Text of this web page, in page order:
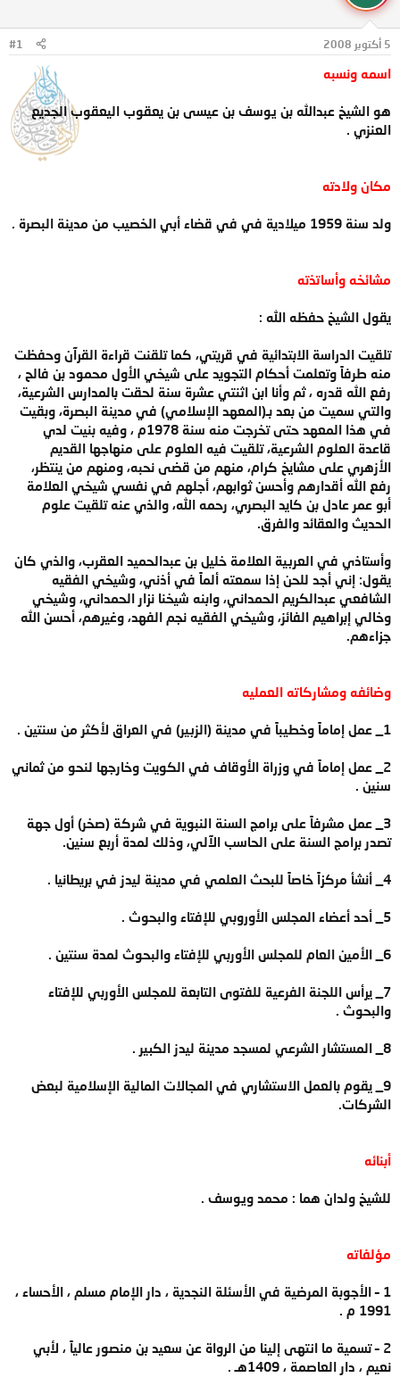
و
ض
و
د
5 أكتوبر 2008 #1
اسمه ونسبه
هو الشيخ عبدالله بن يوسف بن عيسى بن يعقوب اليعقوب الجديع
العنزي .
مكان ولادته
ولد سنة 1959 ميلادية في في قضاء أبي الخصيب من مدينة البصرة .
مشائخه وأساتذته
يقول الشيخ حفظه الله :
تلقيت الدراسة الابتدائية في قريتي، كما تلقنت قراءة القرآن وحفظت
منه طرفاً وتعلمت أحكام التجويد على شيخي الأول محمود بن فالح ،
رفع الله قدره ، ثم وأنا ابن اثنتي عشرة سنة لحقت بالمدارس الشرعية،
والتي سميت من بعد بـ(المعهد الإسلامي) في مدينة البصرة، وبقيت
في هذا المعهد حتى تخرجت منه سنة 1978م ، وفيه بنيت لدي
قاعدة العلوم الشرعية، تلقيت فيه العلوم على منهاجها القديم
الأزهري على مشايخ كرام، منهم من قضى نحبه، ومنهم من ينتظر،
رفع الله أقدارهم وأحسن ثوابهم، أجلهم في نفسي شيخي العلامة
أبو عمر عادل بن كايد البصري، رحمه الله، والذي عنه تلقيت علوم
الحديث والعقائد والفرق.
وأستاذي في العربية العلامة خليل بن عبدالحميد العقرب، والذي كان
يقول: إني أجد للحن إذا سمعته ألماً في أذني، وشيخي الفقيه
الشافعي عبدالكريم الحمداني، وابنه شيخنا نزار الحمداني، وشيخي
وخالي إبراهيم الفائز، وشيخي الفقيه نجم الفهد، وغيرهم، أحسن الله
جزاءهم.
وضائفه ومشاركاته العمليه
1_ عمل إماماً وخطيباً في مدينة (الزبير) في العراق لأكثر من سنتين .
2_ عمل إماماً في وزراة الأوقاف في الكويت وخارجها لنحو من ثماني
سنين .
3_ عمل مشرفاً على برامج السنة النبوية في شركة (صخر) أول جهة
تصدر برامج السنة على الحاسب الآلي، وذلك لمدة أربع سنين.
4_ أنشأ مركزاً خاصاً للبحث العلمي في مدينة ليدز في بريطانيا .
5_ أحد أعضاء المجلس الأوروبي للإفتاء والبحوث .
6_ الأمين العام للمجلس الأوربي للإفتاء والبحوث لمدة سنتين .
7_ يرأس اللجنة الفرعية للفتوى التابعة للمجلس الأوربي للإفتاء
والبحوث .
8_ المستشار الشرعي لمسجد مدينة ليدز الكبير .
9_ يقوم بالعمل الاستشاري في المجالات المالية الإسلامية لبعض
الشركات.
أبنائه
للشيخ ولدان هما : محمد ويوسف .
مؤلفاته
1 – الأجوبة المرضية في الأسئلة النجدية ، دار الإمام مسلم ، الأحساء ،
1991 م .
2 – تسمية ما انتهى إلينا من الرواة عن سعيد بن منصور عالياً ، لأبي
نعيم ، دار العاصمة ، 1409هـ .